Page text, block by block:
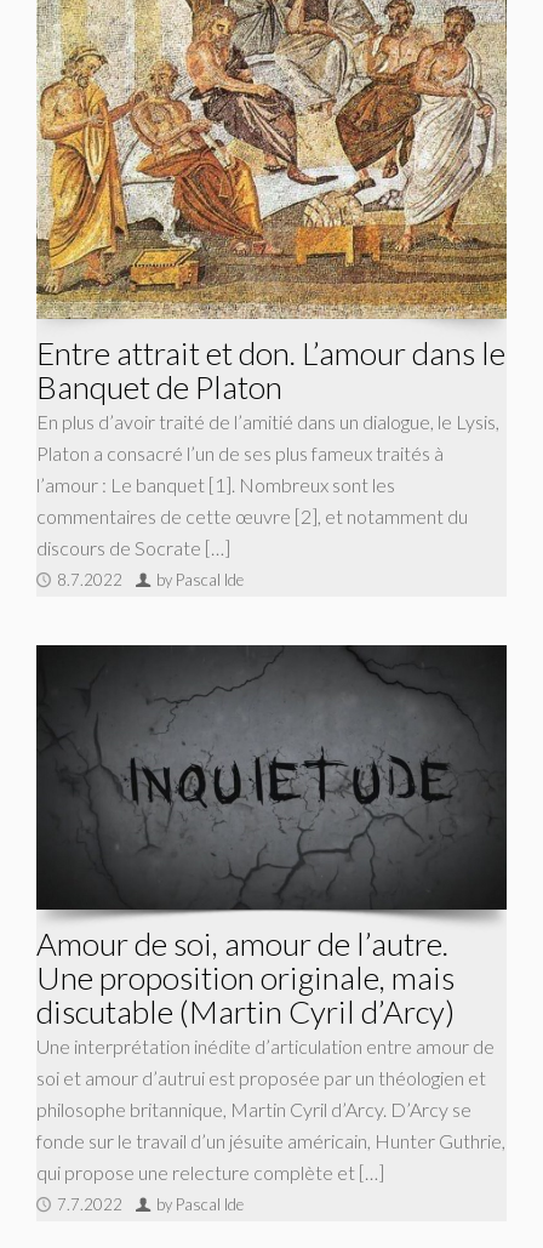
Entre attrait et don. L’amour dans le
Banquet de Platon
En plus d’avoir traité de l’amitié dans un dialogue, le Lysis,
Platon a consacré l’un de ses plus fameux traités à
l’amour : Le banquet [1]. Nombreux sont les
commentaires de cette œuvre [2], et notamment du
discours de Socrate […]
8.7.2022 by Pascal Ide
Amour de soi, amour de l’autre.
Une proposition originale, mais
discutable (Martin Cyril d’Arcy)
Une interprétation inédite d’articulation entre amour de
soi et amour d’autrui est proposée par un théologien et
philosophe britannique, Martin Cyril d’Arcy. D’Arcy se
fonde sur le travail d’un jésuite américain, Hunter Guthrie,
qui propose une relecture complète et […]
7.7.2022 by Pascal Ide